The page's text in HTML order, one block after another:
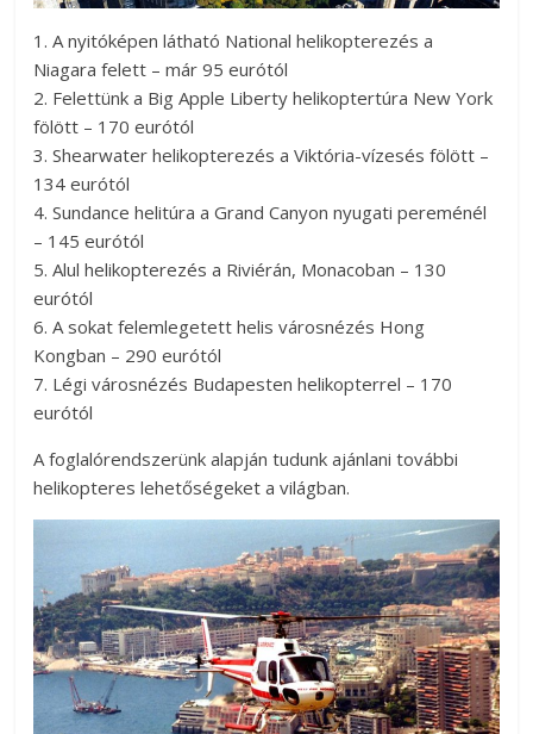
1. A nyitóképen látható National helikopterezés a
Niagara felett – már 95 eurótól
2. Felettünk a Big Apple Liberty helikoptertúra New York
fölött – 170 eurótól
3. Shearwater helikopterezés a Viktória-vízesés fölött –
134 eurótól
4. Sundance helitúra a Grand Canyon nyugati pereménél
– 145 eurótól
5. Alul helikopterezés a Riviérán, Monacoban – 130
eurótól
6. A sokat felemlegetett helis városnézés Hong
Kongban – 290 eurótól
7. Légi városnézés Budapesten helikopterrel – 170
eurótól
A foglalórendszerünk alapján tudunk ajánlani további
helikopteres lehetőségeket a világban.